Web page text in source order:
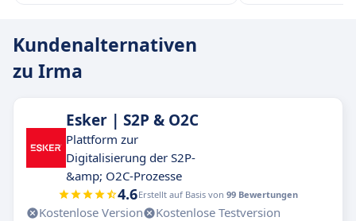
Kundenalternativen
zu Irma
Esker | S2P & O2C
Plattform zur
Digitalisierung der S2P-
&amp; O2C-Prozesse
4.6Erstellt auf Basis von 99 Bewertungen
Kostenlose Version
Kostenlose Testversion